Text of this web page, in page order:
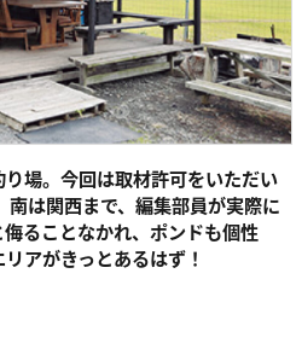
場。今回は取材許可をいただい
は関西まで、編集部員が実際に
ることなかれ、ポンドも個性
アがきっとあるはず！